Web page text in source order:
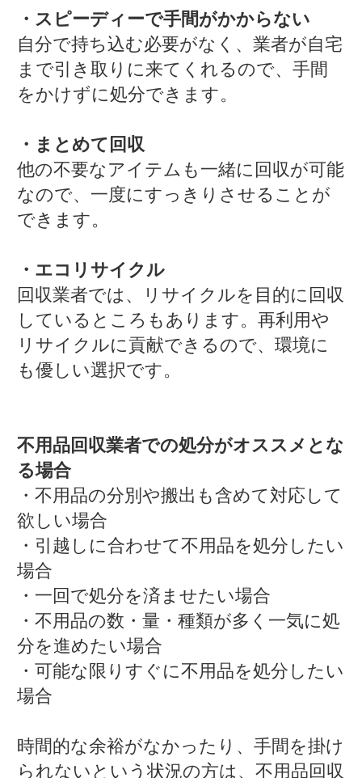
・スピーディーで手間がかからない
自分で持ち込む必要がなく、業者が自宅
まで引き取りに来てくれるので、手間
をかけずに処分できます。
・まとめて回収
他の不要なアイテムも一緒に回収が可能
なので、一度にすっきりさせることが
できます。
・エコリサイクル
回収業者では、リサイクルを目的に回収
しているところもあります。再利用や
リサイクルに貢献できるので、環境に
も優しい選択です。
不用品回収業者での処分がオススメとな
る場合
・不用品の分別や搬出も含めて対応して
欲しい場合
・引越しに合わせて不用品を処分したい
場合
・一回で処分を済ませたい場合
・不用品の数・量・種類が多く一気に処
分を進めたい場合
・可能な限りすぐに不用品を処分したい
場合
時間的な余裕がなかったり、手間を掛け
られないという状況の方は、不用品回収